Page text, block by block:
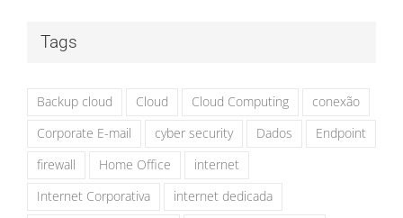
Tags
Backup cloud Cloud Cloud Computing
conexão
Corporate E-mail
cyber security Dados
Endpoint
firewall
Home Office
internet
Internet Corporativa
internet dedicada